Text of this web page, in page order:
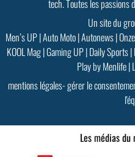
tech. Toutes les passions
Un site du
Men’s UP|Auto Moto|Autonews|
KOOL Mag|Gaming UP|Daily Sports|
Play by Menlife|
mentions légales-gérer le
Les médias